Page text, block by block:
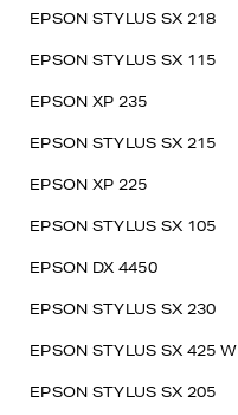
EPSON STYLUS SX 218
EPSON STYLUS SX 115
EPSON XP 235
EPSON STYLUS SX 215
EPSON XP 225
EPSON STYLUS SX 105
EPSON DX 4450
EPSON STYLUS SX 230
EPSON STYLUS SX 425 W
EPSON STYLUS SX 205